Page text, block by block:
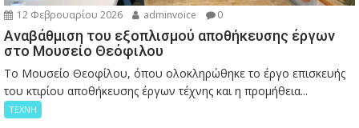
12 Φεβρουαρίου 2026 adminvoice 0
Αναβάθμιση του εξοπλισμού αποθήκευσης έργων
στο Μουσείο Θεόφιλου
Το Μουσείο Θεοφίλου, όπου ολοκληρώθηκε το έργο επισκευής
του κτιρίου αποθήκευσης έργων τέχνης και η προμήθεια...
ΤΕΧΝΗ